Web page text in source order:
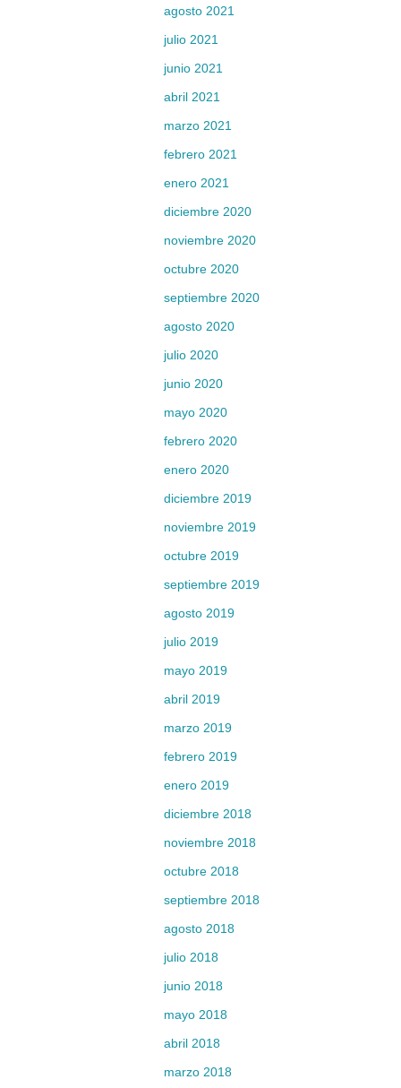
agosto 2021
julio 2021
junio 2021
abril 2021
marzo 2021
febrero 2021
enero 2021
diciembre 2020
noviembre 2020
octubre 2020
septiembre 2020
agosto 2020
julio 2020
junio 2020
mayo 2020
febrero 2020
enero 2020
diciembre 2019
noviembre 2019
octubre 2019
septiembre 2019
agosto 2019
julio 2019
mayo 2019
abril 2019
marzo 2019
febrero 2019
enero 2019
diciembre 2018
noviembre 2018
octubre 2018
septiembre 2018
agosto 2018
julio 2018
junio 2018
mayo 2018
abril 2018
marzo 2018